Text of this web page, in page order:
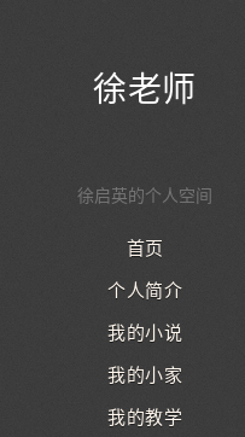
徐老师
徐启英的个人空间
首页
个人简介
我的小说
我的小家
我的教学